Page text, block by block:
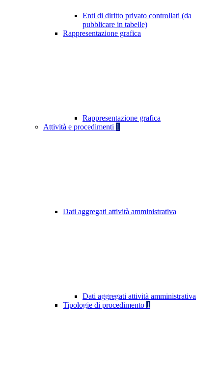
Enti di diritto privato controllati (da
pubblicare in tabelle)
Rappresentazione grafica
Rappresentazione grafica
Attività e procedimenti 1
Dati aggregati attività amministrativa
Dati aggregati attività amministrativa
Tipologie di procedimento 1